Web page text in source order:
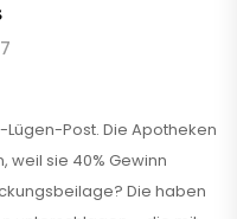
Post. Die Apotheken
weil sie 40% Gewinn
Die haben